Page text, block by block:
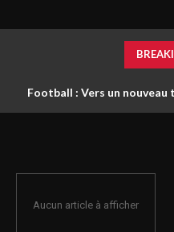
Football : Vers un
Aucun article à afficher